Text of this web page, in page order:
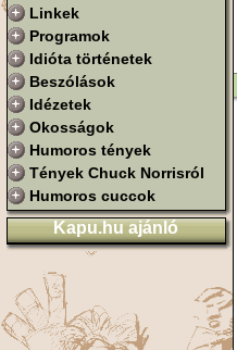
Linkek
Programok
Idióta történetek
Beszólások
Idézetek
Okosságok
Humoros tények
Tények Chuck Norrisról
Humoros cuccok
Kapu.hu ajánló